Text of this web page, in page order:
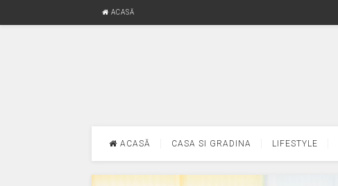
ACASĂ
ACASĂ CASA SI GRADINA LIFESTYLE